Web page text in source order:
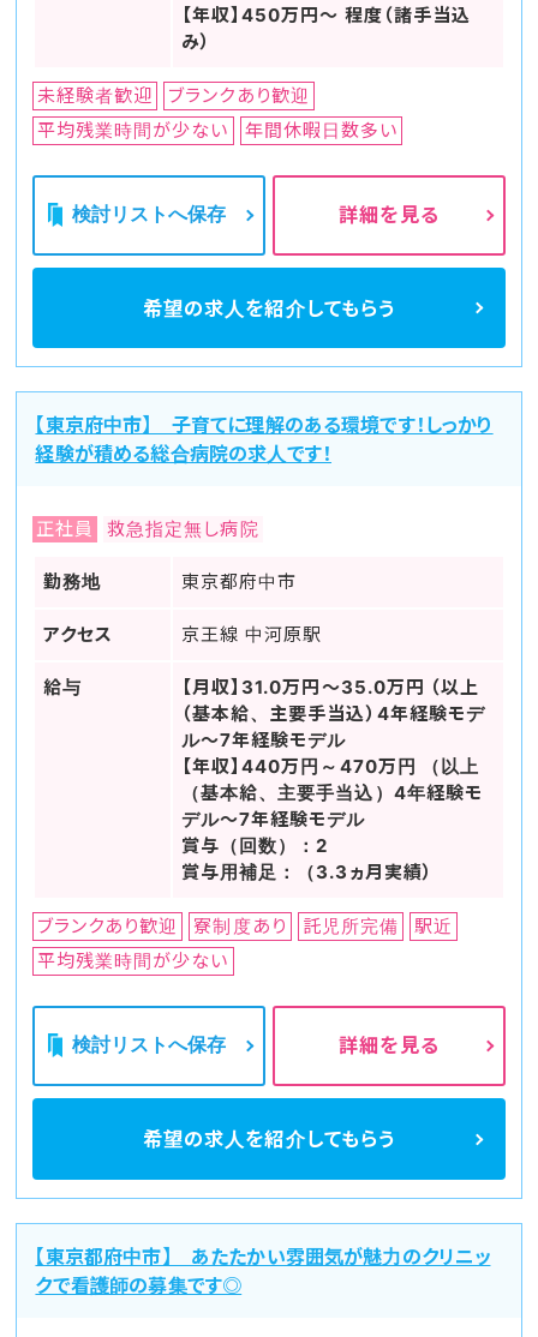
【年収】450万円～ 程度（諸手当込
み）
未経験者歓迎
ブランクあり歓迎
平均残業時間が少ない
年間休暇日数多い
検討リストへ保存 詳細を見る
希望の求人を紹介してもらう
【東京府中市】 子育てに理解のある環境です！しっかり
経験が積める総合病院の求人です！
正社員 救急指定無し病院
勤務地 東京都府中市
アクセス 京王線 中河原駅
給与
【月収】31.0万円～35.0万円 （以上
（基本給、主要手当込）4年経験モデ
ル～7年経験モデル
【年収】440万円～470万円 （以上
（基本給、主要手当込）4年経験モ
デル～7年経験モデル
賞与（回数）：2
賞与用補足：（3.3ヵ月実績）
ブランクあり歓迎 寮制度あり 託児所完備
駅近
平均残業時間が少ない
検討リストへ保存 詳細を見る
希望の求人を紹介してもらう
【東京都府中市】 あたたかい雰囲気が魅力のクリニッ
クで看護師の募集です◎